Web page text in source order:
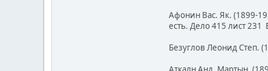
Афонин Вас. Як. (1899-
есть. Дело 415 лист
Безуглов Леонид Степ.